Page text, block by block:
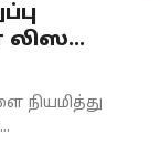
நியமித்து